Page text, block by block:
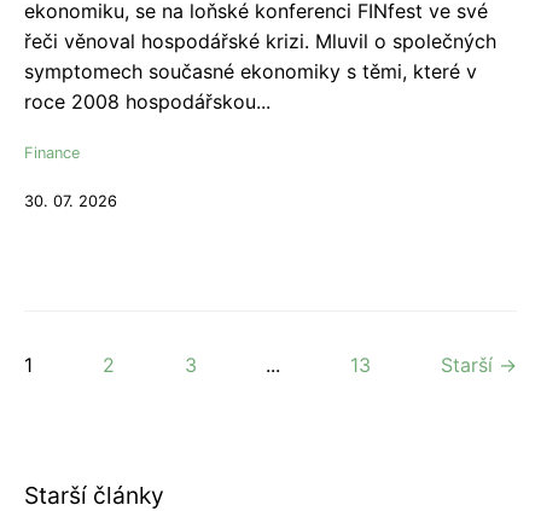
ekonomiku, se na loňské konferenci FINfest ve své
řeči věnoval hospodářské krizi. Mluvil o společných
symptomech současné ekonomiky s těmi, které v
roce 2008 hospodářskou...
Finance
30. 07. 2026
1 2 3 ... 13 Starší →
Starší články